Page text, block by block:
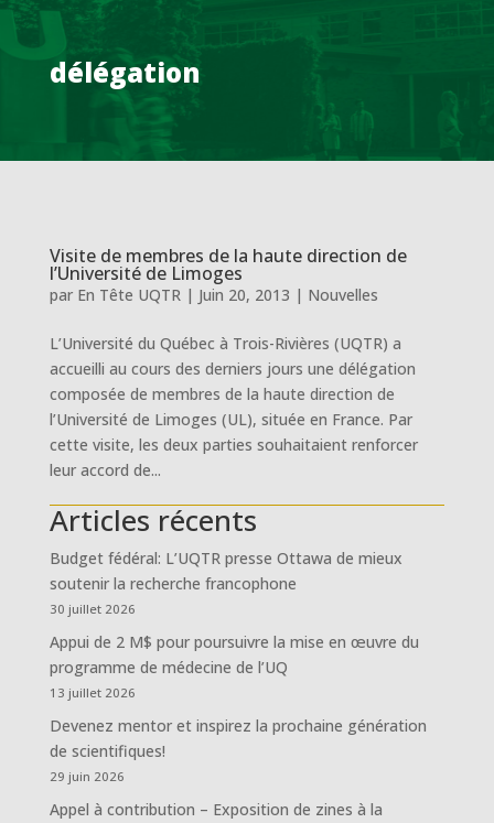
délégation
Visite de membres de la haute direction de
l’Université de Limoges
par En Tête UQTR| Juin 20, 2013 | Nouvelles
L’Université du Québec à Trois-Rivières (UQTR) a
accueilli au cours des derniers jours une délégation
composée de membres de la haute direction de
l’Université de Limoges (UL), située en France. Par
cette visite, les deux parties souhaitaient renforcer
leur accord de...
Articles récents
Budget fédéral: L’UQTR presse Ottawa de mieux
soutenir la recherche francophone
30 juillet 2026
Appui de 2 M$ pour poursuivre la mise en œuvre du
programme de médecine de l’UQ
13 juillet 2026
Devenez mentor et inspirez la prochaine génération
de scientifiques!
29 juin 2026
Appel à contribution – Exposition de zines à la